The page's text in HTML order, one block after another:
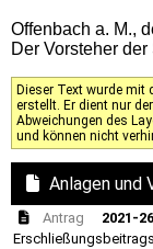
Offenbach a. M.,
Der Vorsteher
Dieser Text wurde mit
erstellt. Er dient nur
Abweichungen des
und können nicht
Anlagen und
Antrag
2021-